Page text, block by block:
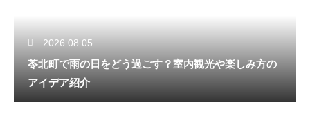
2026.08.05
苓北町で雨の日をどう過ごす？室内観光や楽しみ方の
アイデア紹介